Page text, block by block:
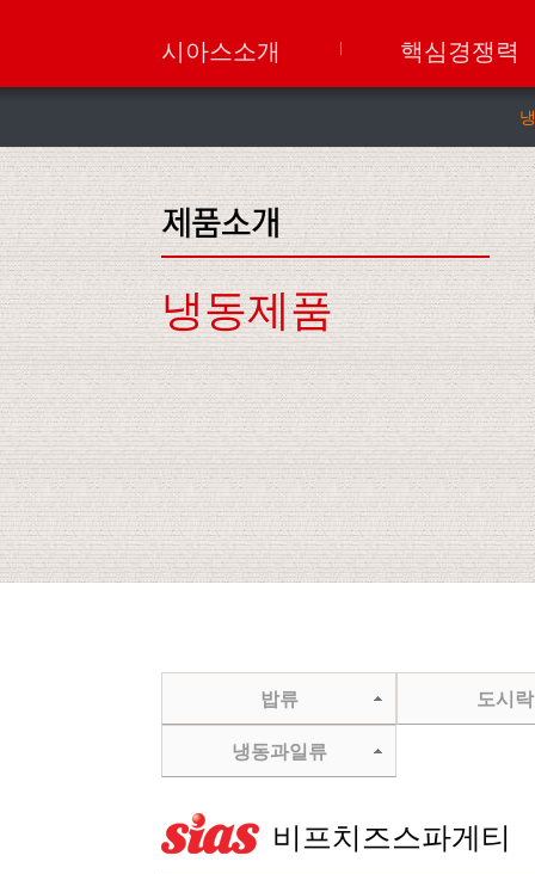
시아스소개 핵심경쟁력
냉동제품
밥류 도시
냉동과일류
비프치즈스파게티